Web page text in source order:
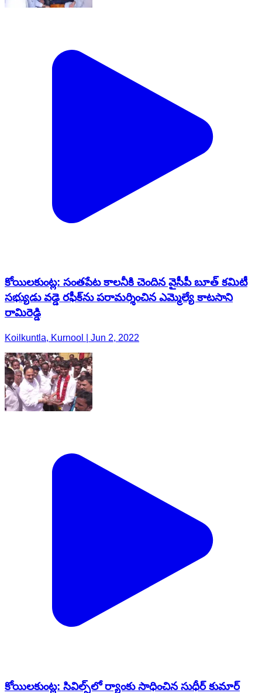
కోయిలకుంట్ల: సంతపేట కాలనీకి చెందిన వైసీపీ బూత్ కమిటీ
సభ్యుడు వడ్డె రఫీక్‌ను పరామర్శించిన ఎమ్మెల్యే కాటసాని
రామిరెడ్డి
Koilkuntla, Kurnool | Jun 2, 2022
కోయిలకుంట్ల: సివిల్స్‌లో ర్యాంకు సాధించిన సుధీర్ కుమార్